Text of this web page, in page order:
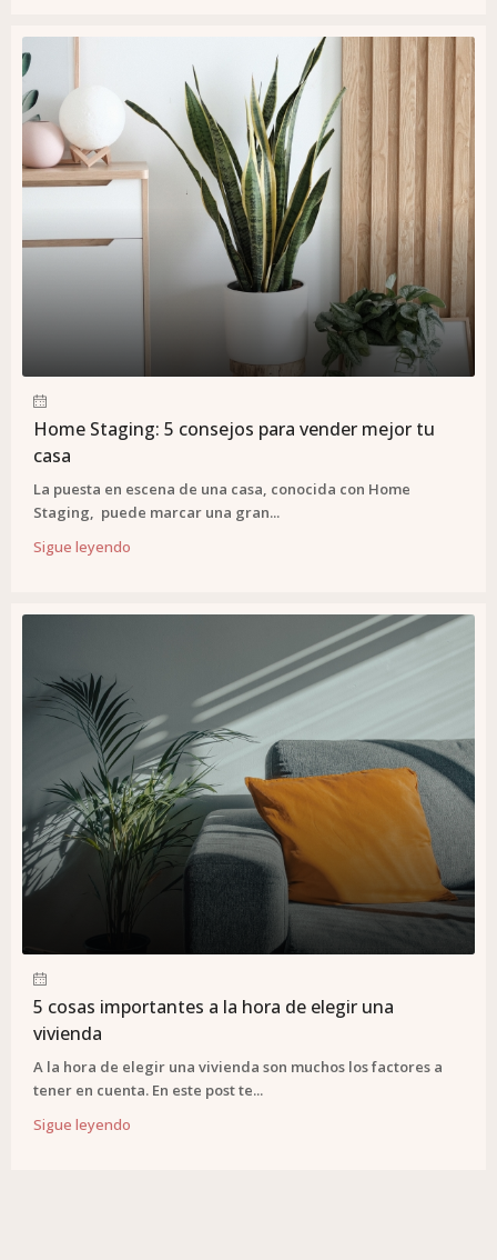
Home Staging: 5 consejos para vender mejor tu
casa
La puesta en escena de una casa, conocida con Home
Staging, puede marcar una gran...
5 cosas importantes a la hora de elegir una
vivienda
A la hora de elegir una vivienda son muchos los factores a
tener en cuenta. En este post te...